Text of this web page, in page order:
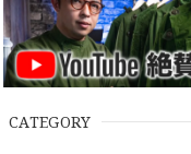
CATEGORY